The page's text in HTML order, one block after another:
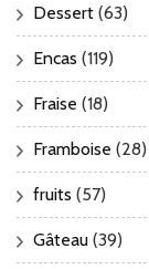
Dessert (63)
Encas (119)
Fraise (18)
Framboise (28)
fruits (57)
Gâteau (39)